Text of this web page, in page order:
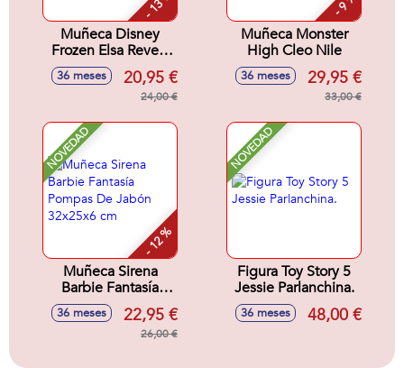
Muñeca Disney
Frozen Elsa Reveal
con Accesorio
Sorpresa. 33x18x8
36 meses 20,95 €
24,00 €
Muñeca Monster
High Cleo Nile
36 meses 29,95 €
33,00 €
NOVEDAD
- 12 %
Muñeca Sirena
Barbie Fantasía
Pompas De Jabón
32x25x6 cm
36 meses 22,95 €
26,00 €
NOVEDAD
Figura Toy Story 5
Jessie Parlanchina.
36 meses 48,00 €